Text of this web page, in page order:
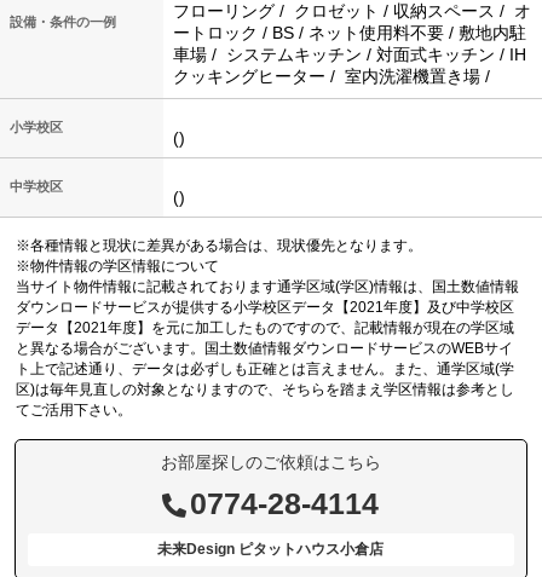
設備・条件の一例
フローリング / クロゼット / 収納スペース / オ
ートロック / BS / ネット使用料不要 / 敷地内駐
車場 / システムキッチン / 対面式キッチン / IH
クッキングヒーター / 室内洗濯機置き場 /
小学校区
()
中学校区
()
※各種情報と現状に差異がある場合は、現状優先となります。
※物件情報の学区情報について
当サイト物件情報に記載されております通学区域(学区)情報は、国土数値情報
ダウンロードサービスが提供する小学校区データ【2021年度】及び中学校区
データ【2021年度】を元に加工したものですので、記載情報が現在の学区域
と異なる場合がございます。国土数値情報ダウンロードサービスのWEBサイ
ト上で記述通り、データは必ずしも正確とは言えません。また、通学区域(学
区)は毎年見直しの対象となりますので、そちらを踏まえ学区情報は参考とし
てご活用下さい。
お部屋探しのご依頼はこちら
0774-28-4114
未来Design ピタットハウス小倉店